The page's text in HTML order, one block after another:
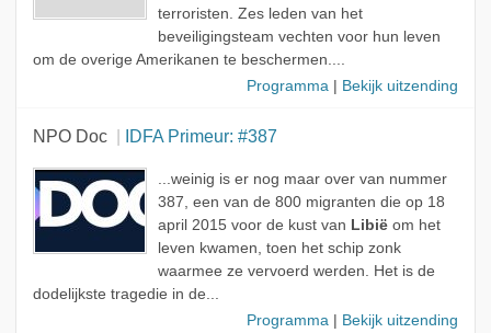
terroristen. Zes leden van het
beveiligingsteam vechten voor hun leven
om de overige Amerikanen te beschermen....
Programma | Bekijk uitzending
NPO Doc IDFA Primeur: #387
...weinig is er nog maar over van nummer
387, een van de 800 migranten die op 18
april 2015 voor de kust van Libiëom het
leven kwamen, toen het schip zonk
waarmee ze vervoerd werden. Het is de
dodelijkste tragedie in de...
Programma | Bekijk uitzending